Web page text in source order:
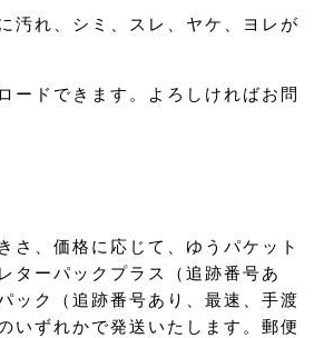
汚れ、シミ、スレ、ヤケ、ヨレが
ードできます。よろしければお問
さ、価格に応じて、ゆうパケット
ターパックプラス（追跡番号あ
ック（追跡番号あり、最速、手渡
いずれかで発送いたします。郵便